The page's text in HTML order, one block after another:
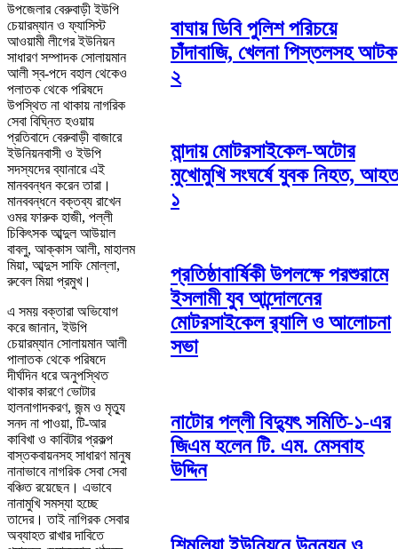
উপজেলার বেরুবাড়ী ইউপি
চেয়ারম্যান ও ফ্যাসিস্ট
আওয়ামী লীগের ইউনিয়ন
সাধারণ সম্পাদক সোলায়মান
আলী স্ব-পদে বহাল থেকেও
পলাতক থেকে পরিষদে
উপস্থিত না থাকায় নাগরিক
সেবা বিঘ্নিত হওয়ায়
প্রতিবাদে বেরুবাড়ী বাজারে
ইউনিয়নবাসী ও ইউপি
সদস্যদের ব্যানারে এই
মানববন্ধন করেন তারা।
মানববন্ধনে বক্তব্য রাখেন
ওমর ফারুক হাজী, পল্লী
চিকিৎসক আব্দুল আউয়াল
বাবলু, আক্কাস আলী, মাহালম
মিয়া, আব্দুস সাফি মোল্লা,
রুবেল মিয়া প্রমুখ।
এ সময় বক্তারা অভিযোগ
করে জানান, ইউপি
চেয়ারম্যান সোলায়মান আলী
পালাতক থেকে পরিষদে
দীর্ঘদিন ধরে অনুপস্থিত
থাকার কারণে ভোটার
হালনাগাদকরণ, জন্ম ও মৃত্যু
সনদ না পাওয়া, টি-আর
কাবিখা ও কাবিটার প্রকল্প
বাস্তকবায়নসহ সাধারণ মানুষ
নানাভাবে নাগরিক সেবা সেবা
বঞ্চিত রয়েছেন। এভাবে
নানামুখি সমস্যা হচ্ছে
তাদের। তাই নাগিরক সেবার
অব্যাহত রাখার দাবিতে
বাঘায় ডিবি পুলিশ পরিচয়ে
চাঁদাবাজি, খেলনা পিস্তলসহ আটক
২
মান্দায় মোটরসাইকেল-অটোর
মুখোমুখি সংঘর্ষে যুবক নিহত, আহত
১
প্রতিষ্ঠাবার্ষিকী উপলক্ষে পরশুরামে
ইসলামী যুব আন্দোলনের
মোটরসাইকেল র‌্যালি ও আলোচনা
সভা
নাটোর পল্লী বিদ্যুৎ সমিতি-১-এর
জিএম হলেন টি. এম. মেসবাহ
উদ্দিন